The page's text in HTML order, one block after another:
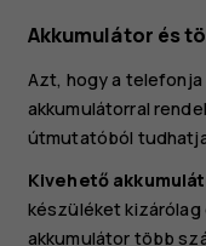
Akkumulátor és
Azt, hogy a
akkumulátorral
útmutatóból
Kivehető
készüléket kizárólag
akkumulátor több